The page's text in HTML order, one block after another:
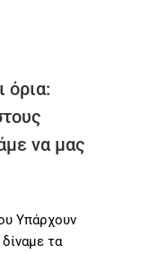
όρια:
να μας
Υπάρχουν
τα